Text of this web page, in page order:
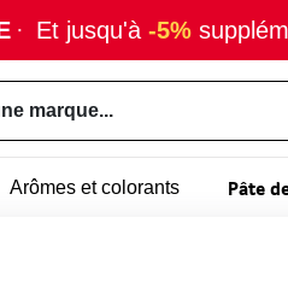
· Et jusqu'à -5%
marque...
Arômes et colorants Pâte